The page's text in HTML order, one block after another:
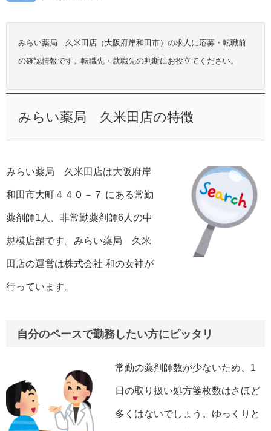
みらい薬局 久米田店（大阪府岸和田市）の求人に応募・転職前
の確認情報です。転職先・就職先の判断にお役立てください。
みらい薬局 久米田店の特徴
みらい薬局 久米田店は大阪府岸
和田市大町４４０－７ にある常勤
薬剤師1人、非常勤薬剤師6人の中
規模店舗です。みらい薬局 久米
田店の運営は株式会社 和の女神が
行っています。
自分のペースで勤務したい方にピッタリ
常勤の薬剤師数が少ないため、1
日の取り扱い処方箋枚数はさほど
多くはないでしょう。ゆっくりと